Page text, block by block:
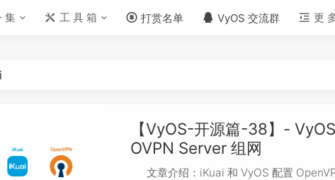
集 工 具 箱 打赏名单 VyOS 交流群 更
【VyOS-开源篇-38】-
OVPN Server 组网
文章介绍：iKuai 和 VyOS 配置